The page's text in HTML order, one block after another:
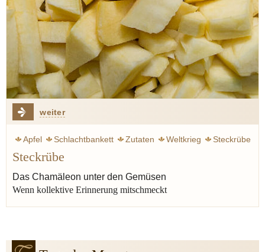
weiter
Apfel Schlachtbankett Zutaten Weltkrieg
Steckrübe
Kartoffel
Steckrübe
Das Chamäleon unter den Gemüsen
Wenn kollektive Erinnerung mitschmeckt